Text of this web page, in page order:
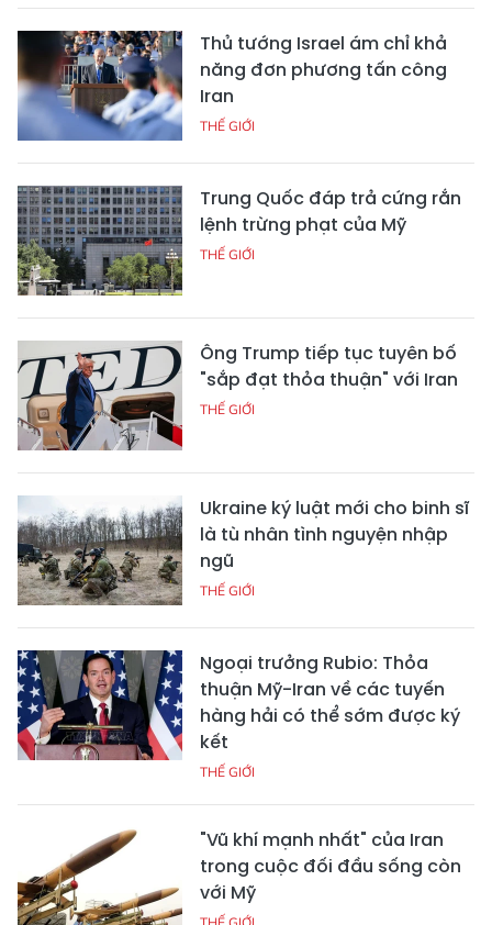
Thủ tướng Israel ám chỉ khả
năng đơn phương tấn công
Iran
THẾ GIỚI
Trung Quốc đáp trả cứng rắn
lệnh trừng phạt của Mỹ
THẾ GIỚI
Ông Trump tiếp tục tuyên bố
"sắp đạt thỏa thuận" với Iran
THẾ GIỚI
Ukraine ký luật mới cho binh sĩ
là tù nhân tình nguyện nhập
ngũ
THẾ GIỚI
Ngoại trưởng Rubio: Thỏa
thuận Mỹ-Iran về các tuyến
hàng hải có thể sớm được ký
kết
THẾ GIỚI
"Vũ khí mạnh nhất" của Iran
trong cuộc đối đầu sống còn
với Mỹ